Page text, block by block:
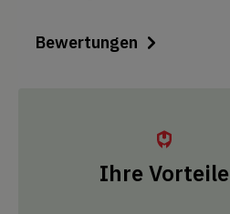
Bewertungen
Ihre Vorteile